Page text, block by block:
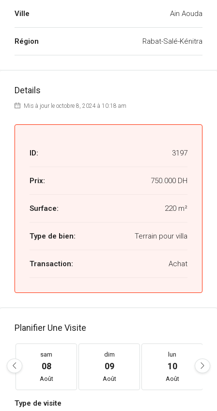
Ville Ain Aouda
Région Rabat-Salé-Kénitra
Details
Mis à jour le octobre 8, 2024 à 10:18 am
ID: 3197
Prix: 750.000 DH
Surface: 220 m²
Type de bien: Terrain pour villa
Transaction: Achat
Planifier Une Visite
sam
08
Août
dim
09
Août
lun
10
Août
Type de visite